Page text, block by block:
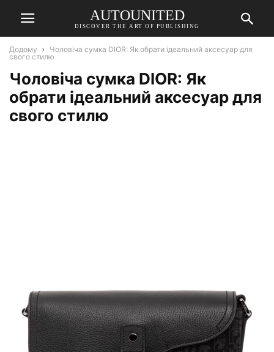
AUTOUNITED
DISCOVER THE ART OF PUBLISHING
Додому
Чоловіча сумка DIOR: Як обрати ідеальний аксесуар для
свого стилю
Чоловіча сумка DIOR: Як
обрати ідеальний аксесуар для
свого стилю